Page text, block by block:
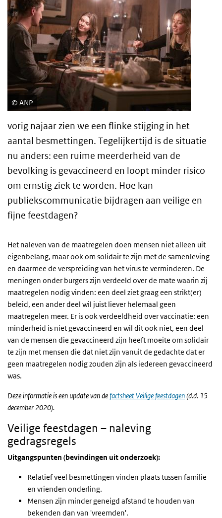
ANP
vorig najaar zien we een flinke stijging in het
aantal besmettingen. Tegelijkertijd is de situatie
nu anders: een ruime meerderheid van de
bevolking is gevaccineerd en loopt minder risico
om ernstig ziek te worden. Hoe kan
publiekscommunicatie bijdragen aan veilige en
fijne feestdagen?
Het naleven van de maatregelen doen mensen niet alleen uit
eigenbelang, maar ook om solidair te zijn met de samenleving
en daarmee de verspreiding van het virus te verminderen. De
meningen onder burgers zijn verdeeld over de mate waarin zij
maatregelen nodig vinden: een deel ziet graag een strikt(er)
beleid, een ander deel wil juist liever helemaal geen
maatregelen meer. Er is ook verdeeldheid over vaccinatie: een
minderheid is niet gevaccineerd en wil dit ook niet, een deel
van de mensen die gevaccineerd zijn heeft moeite om solidair
te zijn met mensen die dat niet zijn vanuit de gedachte dat er
geen maatregelen nodig zouden zijn als iedereen gevaccineerd
was.
Deze informatie is een update van defactsheet Veilige feestdagen(d.d. 15
december 2020).
Veilige feestdagen – naleving
gedragsregels
Uitgangspunten (bevindingen uit onderzoek):
Relatief veel besmettingen vinden plaats tussen familie
en vrienden onderling.
Mensen zijn minder geneigd afstand te houden van
bekenden dan van 'vreemden'.